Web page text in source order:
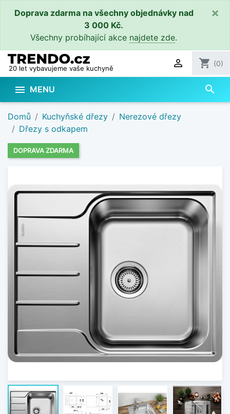
Doprava zdarma na všechny objednávky nad
3 000 Kč.
Všechny probíhající akce najdete zde.
×
20 let vybavujeme vaše kuchyně  shopping_cart (0)
 MENU search
Domů Kuchyňské dřezy
Nerezové dřezy
Dřezy s odkapem
DOPRAVA ZDARMA